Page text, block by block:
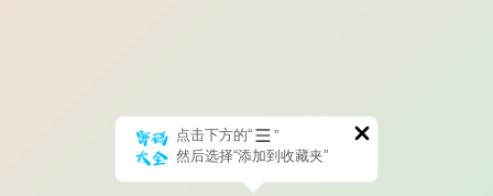
点击下方的“
”
然后选择“添加到收藏夹”